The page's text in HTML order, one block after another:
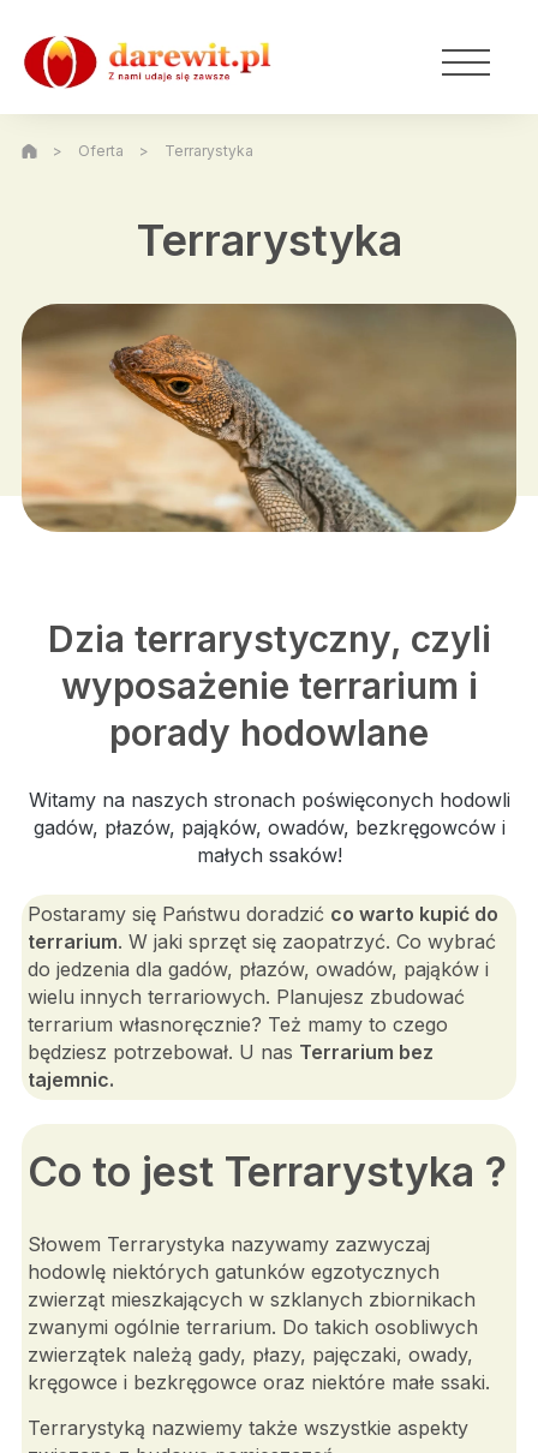
> Oferta > Terrarystyka
Terrarystyka
Dzia terrarystyczny, czyli
wyposażenie terrarium i
porady hodowlane
Witamy na naszych stronach poświęconych hodowli
gadów, płazów, pająków, owadów, bezkręgowców i
małych ssaków!
Postaramy się Państwu doradzić co warto kupić do
terrarium. W jaki sprzęt się zaopatrzyć. Co wybrać
do jedzenia dla gadów, płazów, owadów, pająków i
wielu innych terrariowych. Planujesz zbudować
terrarium własnoręcznie? Też mamy to czego
będziesz potrzebował. U nas Terrarium bez
tajemnic.
Co to jest Terrarystyka ?
Słowem Terrarystyka nazywamy zazwyczaj
hodowlę niektórych gatunków egzotycznych
zwierząt mieszkających w szklanych zbiornikach
zwanymi ogólnie terrarium. Do takich osobliwych
zwierzątek należą gady, płazy, pajęczaki, owady,
kręgowce i bezkręgowce oraz niektóre małe ssaki.
Terrarystyką nazwiemy także wszystkie aspekty